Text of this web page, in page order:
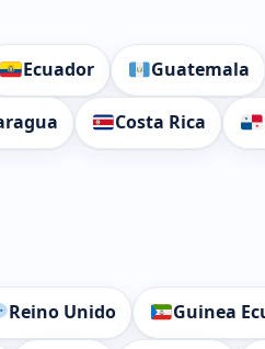
Ecuador Guatemala
Costa Rica
Reino Unido Guinea